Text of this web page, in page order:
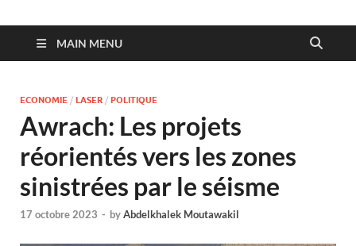
MAIN MENU
ECONOMIE / LASER / POLITIQUE
Awrach: Les projets
réorientés vers les zones
sinistrées par le séisme
17 octobre 2023 - byAbdelkhalek Moutawakil